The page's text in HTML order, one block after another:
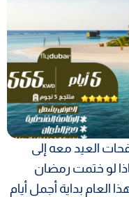
العيد معه إلى
لو ختمت رمضان
العام بداية أجمل أيام